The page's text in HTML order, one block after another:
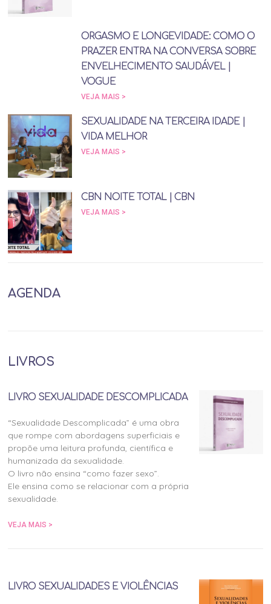
ORGASMO E LONGEVIDADE: COMO O
PRAZER ENTRA NA CONVERSA SOBRE
ENVELHECIMENTO SAUDÁVEL |
VOGUE
VEJA MAIS >
SEXUALIDADE NA TERCEIRA IDADE |
VIDA MELHOR
VEJA MAIS >
CBN NOITE TOTAL | CBN
VEJA MAIS >
AGENDA
LIVROS
LIVRO SEXUALIDADE DESCOMPLICADA
“Sexualidade Descomplicada” é uma obra
que rompe com abordagens superficiais e
propõe uma leitura profunda, científica e
humanizada da sexualidade.
O livro não ensina “como fazer sexo”.
Ele ensina como se relacionar com a própria
sexualidade.
VEJA MAIS >
LIVRO SEXUALIDADES E VIOLÊNCIAS